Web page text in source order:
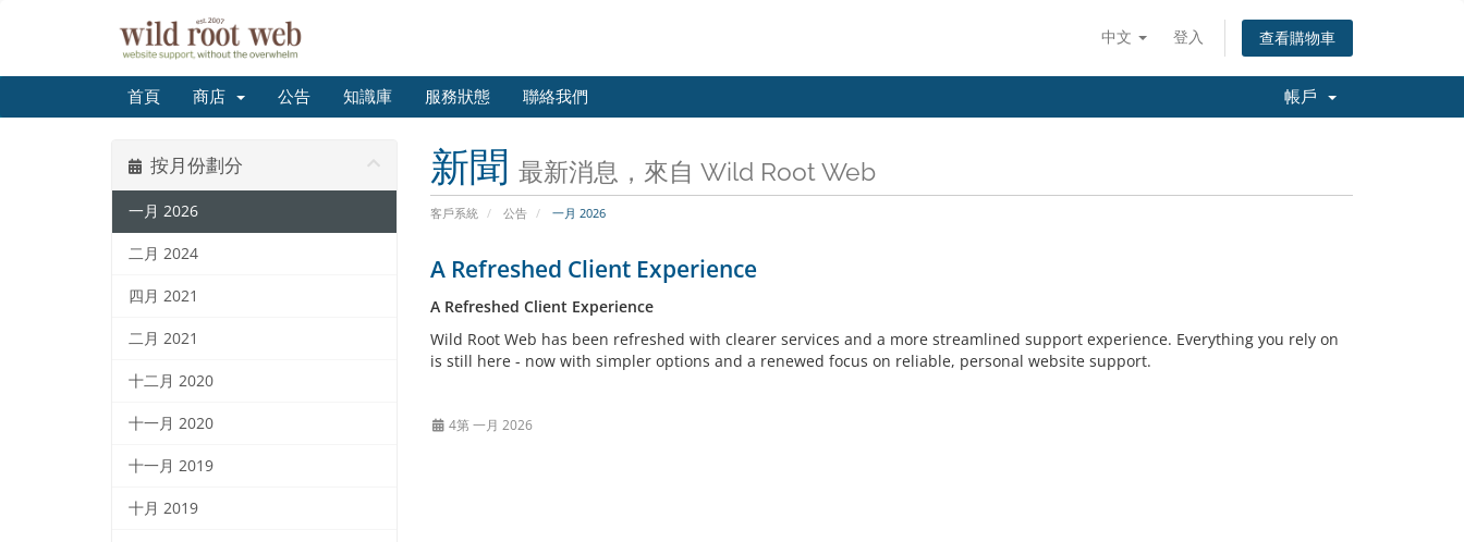
中文 登入 查看購物車
首頁 商店 公告 知識庫 服務狀態 聯絡我們 帳戶
新聞 最新消息，來自 Wild Root Web
客戶系統 公告 一月 2026
按月份劃分
一月 2026
二月 2024
四月 2021
二月 2021
十二月 2020
十一月 2020
十一月 2019
十月 2019
A Refreshed Client Experience
A Refreshed Client Experience
Wild Root Web has been refreshed with clearer services and a more streamlined support experience. Everything you rely on
is still here - now with simpler options and a renewed focus on reliable, personal website support.
4第 一月 2026